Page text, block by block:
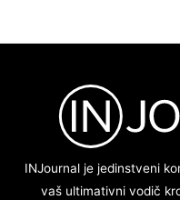
INJournal je jedinstveni
vaš ultimativni vodič